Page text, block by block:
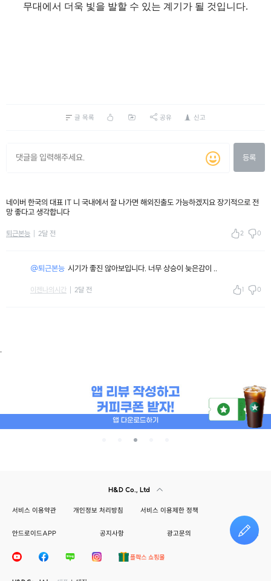
무대에서 더욱 빛을 발할 수 있는 계기가 될 것입니다.
글 목록 공유 신고
등록
네이버 한국의 대표 IT 니 국내에서 잘 나가면 해외진출도 가능하겠지요 장기적으로 전
망 좋다고 생각합니다
퇴근본능 2달 전 2 0
@퇴근본능 시기가 좋진 않아보입니다. 너무 상승이 늦은감이 ..
이젠나의시간 2달 전 1 0
.
H&D Co., Ltd
서비스 이용약관 개인정보 처리방침 서비스 이용제한 정책
안드로이드APP 공지사항 광고문의 건의하기